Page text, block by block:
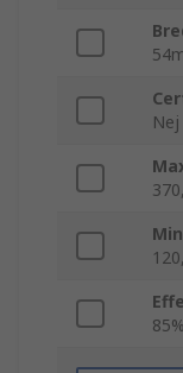
Nej
85%